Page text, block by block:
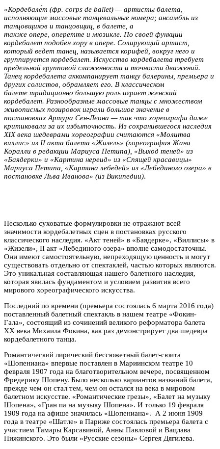
«Кордебале́т (фр. corps de ballet) — артисты балета,
исполняющие массовые танцевальные номера; ансамбль из
танцовщиков и танцовщиц, в балете, а
также опере, оперетте и мюзикле. По своей функции
кордебалет подобен хору в опере. Солирующий артист,
который ведет танец, называется корифей, вокруг него и
группируется кордебалет. Искусство кордебалета требует
предельной групповой слаженности и точности движений.
Танец кордебалета аккомпанирует танцу балерины, премьера и
других солистов, обрамляет его. В классическом
балете традиционно большую роль играет женский
кордебалет. Разнообразные массовые танцы с множеством
живописных позировок играли большое значение в
постановках Артура Сен-Леона — так что хореографа даже
критиковали за их избыточность. Из сохранившегося наследия
XIX века шедеврами хореографии считаются «Молитва
виллис» из II акта балета «Жизель» (хореография Жана
Коралли в редакции Мариуса Петипа), «Выход теней» из
«Баядерки» и «Картина нереид» из «Спящей красавицы»
Мариуса Петипа, «Картина лебедей» из «Лебединого озера» в
постановке Льва Иванова» (из Википедии).
Несколько суховатые формулировки не отражают всей
значимости кордебалетных сцен в постановках русского
классического наследия. «Акт теней» в «Баядерке», «Виллисы» в
«Жизели», II акт «Лебединого озера» вполне самодостаточны.
Они имеют самостоятельную, непреходящую ценность и могут
существовать отдельно от спектаклей, частью которых являются.
Это уникальная составляющая нашего балетного наследия,
которая явилась фундаментом и условием развития всего
мирового хореографического искусства.
Последний по времени (премьера состоялась 6 марта 2016 года)
поставленный балетный спектакль в нашем театре «Фокин-
Гала», состоящий из сочинений великого реформатора балета
XX века Михаила Фокина, как раз демонстрирует два шедевра
кордебалетного танца.
Романтический лирический бессюжетный балет-сюита
«Шопениана» впервые поставлен в Мариинском театре 10
февраля 1907 года на благотворительном вечере, посвященном
Фредерику Шопену. Было несколько вариантов названий балета,
прежде чем он стал тем, чем он остался на века в мировом
балетном искусстве. «Романтические грезы», «Балет на музыку
Шопена», «Гран па на музыку Шопена». И только 19 февраля
1909 года на афише значилась «Шопениана». А 2 июня 1909
года в театре «Шатле» в Париже состоялась премьера балета с
участием Тамары Карсавиной, Анны Павловой и Вацлава
Нижинского. Это были «Русские сезоны» Сергея Дягилева.